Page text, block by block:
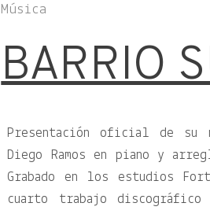
Música
BARRIO
Presentación oficial de su
Diego Ramos en piano y
Grabado en los estudios
cuarto trabajo